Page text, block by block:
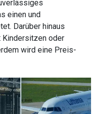
einen und
Darüber hinaus
Kindersitzen oder
wird eine Preis-